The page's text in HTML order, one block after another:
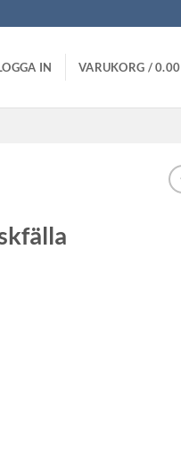
IN VARUKORG /0.00